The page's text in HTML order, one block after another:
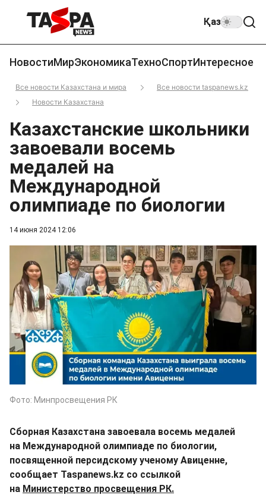
Қаз
НовостиМирЭкономикаТехноСпортИнтересное
Все новости Казахстана и мира
Все новости taspanews.kz
Новости Казахстана
14 июня 2024 12:06
Казахстанские школьники
завоевали восемь
медалей на
Международной
олимпиаде по биологии
Фото: Минпросвещения РК
Сборная Казахстана завоевала восемь медалей
на Международной олимпиаде по биологии,
посвященной персидскому ученому Авиценне,
сообщает Taspanews.kz со ссылкой
на Министерство просвещения РК.